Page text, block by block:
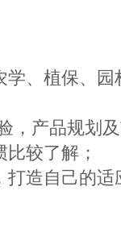
、植保、
，产品规划
较了解；
造自己的